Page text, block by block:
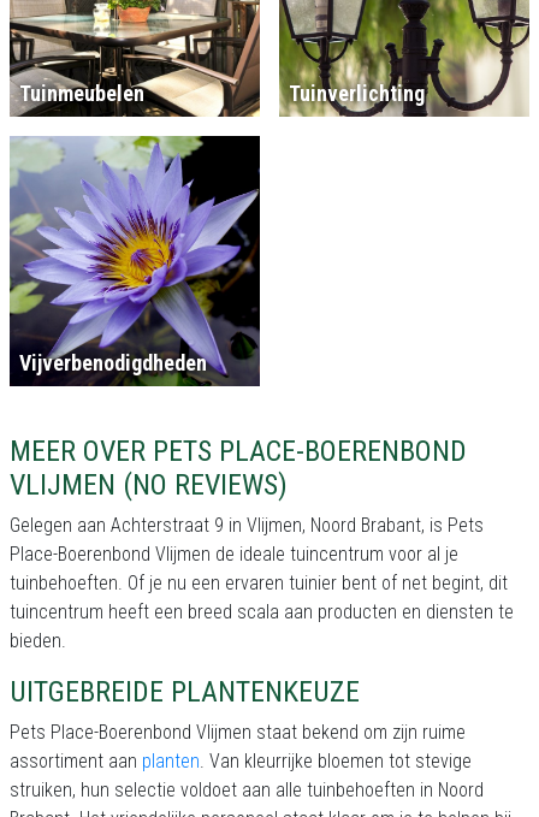
Tuinmeubelen Tuinverlichting
Vijverbenodigdheden
MEER OVER PETS PLACE-BOERENBOND
VLIJMEN (NO REVIEWS)
Gelegen aan Achterstraat 9 in Vlijmen, Noord Brabant, is Pets
Place-Boerenbond Vlijmen de ideale tuincentrum voor al je
tuinbehoeften. Of je nu een ervaren tuinier bent of net begint, dit
tuincentrum heeft een breed scala aan producten en diensten te
bieden.
UITGEBREIDE PLANTENKEUZE
Pets Place-Boerenbond Vlijmen staat bekend om zijn ruime
assortiment aan planten. Van kleurrijke bloemen tot stevige
struiken, hun selectie voldoet aan alle tuinbehoeften in Noord